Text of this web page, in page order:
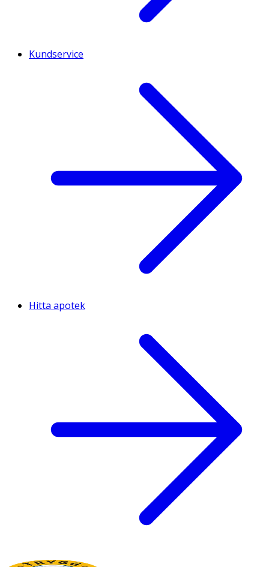
Kundservice
Hitta apotek